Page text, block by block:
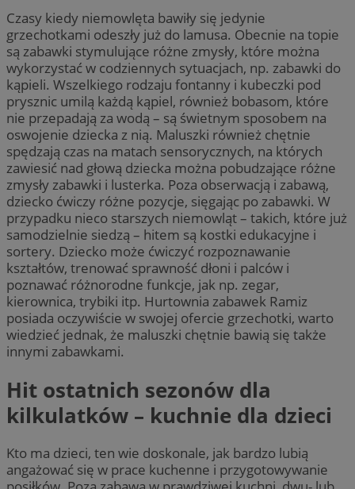
Czasy kiedy niemowlęta bawiły się jedynie
grzechotkami odeszły już do lamusa. Obecnie na topie
są zabawki stymulujące różne zmysły, które można
wykorzystać w codziennych sytuacjach, np. zabawki do
kąpieli. Wszelkiego rodzaju fontanny i kubeczki pod
prysznic umilą każdą kąpiel, również bobasom, które
nie przepadają za wodą – są świetnym sposobem na
oswojenie dziecka z nią. Maluszki również chętnie
spędzają czas na matach sensorycznych, na których
zawiesić nad głową dziecka można pobudzające różne
zmysły zabawki i lusterka. Poza obserwacją i zabawą,
dziecko ćwiczy różne pozycje, sięgając po zabawki. W
przypadku nieco starszych niemowląt – takich, które już
samodzielnie siedzą – hitem są kostki edukacyjne i
sortery. Dziecko może ćwiczyć rozpoznawanie
kształtów, trenować sprawność dłoni i palców i
poznawać różnorodne funkcje, jak np. zegar,
kierownica, trybiki itp. Hurtownia zabawek Ramiz
posiada oczywiście w swojej ofercie grzechotki, warto
wiedzieć jednak, że maluszki chętnie bawią się także
innymi zabawkami.
Hit ostatnich sezonów dla
kilkulatków – kuchnie dla dzieci
Kto ma dzieci, ten wie doskonale, jak bardzo lubią
angażować się w prace kuchenne i przygotowywanie